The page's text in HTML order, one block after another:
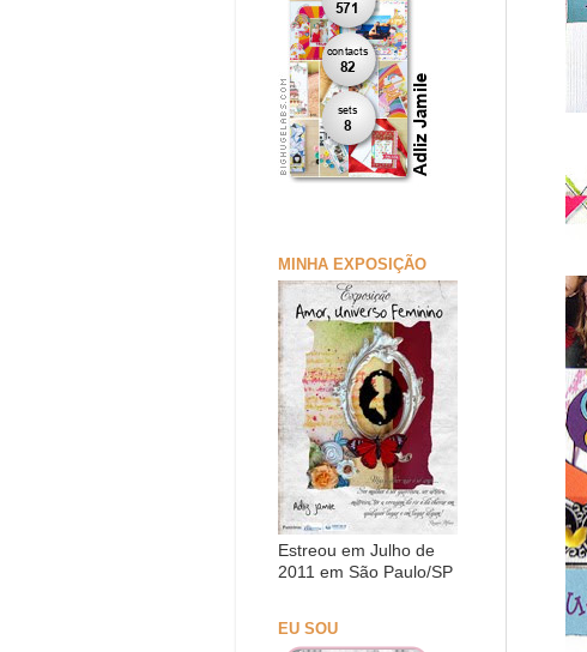
MINHA EXPOSIÇÃO
Estreou em Julho de
2011 em São Paulo/SP
EU SOU